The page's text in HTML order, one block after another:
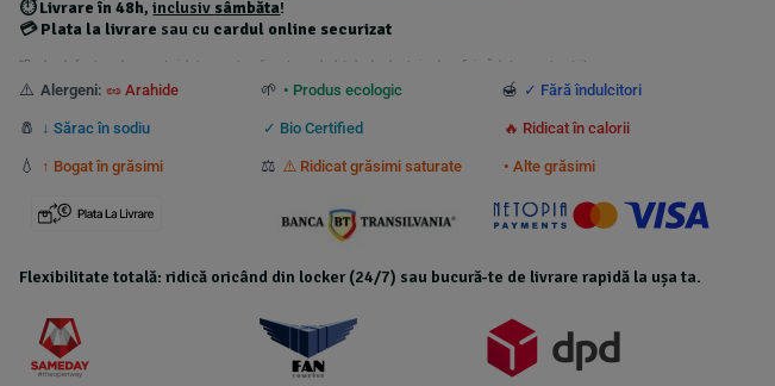
⏱️Livrare în 48h,inclusiv sâmbăta!
💳Plata la livrare sau cu cardul online securizat
*Produsele foarte grele au costuri de transport suplimentare calculate la checkout și nu beneficiază de transport gratuit.
⚠️ Alergeni: 🥜 Arahide 🌱 • Produs ecologic 🍯 ✓ Fără îndulcitori
🧂 ↓ Sărac în sodiu ✓ Bio Certified 🔥 Ridicat în calorii
💧 ↑ Bogat în grăsimi ⚖️ ⚠️ Ridicat grăsimi saturate • Alte grăsimi
Flexibilitate totală: ridică oricând din locker (24/7) sau bucură-te de livrare rapidă la ușa ta.